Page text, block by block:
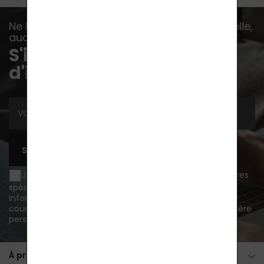
Ne laissez aucun événement, aucune nouvelle,
aucun conseil vous échapper...
S'inscrire à la lettre
d'information
S'ABONNER
Je souhaite être informé des nouveautés et des offres
spéciales par courrier électronique et j'accepte d'être
informé des nouveautés et des offres spéciales par
courrier électronique.
traitement des données à caractère
personnel
À propos de l'achat